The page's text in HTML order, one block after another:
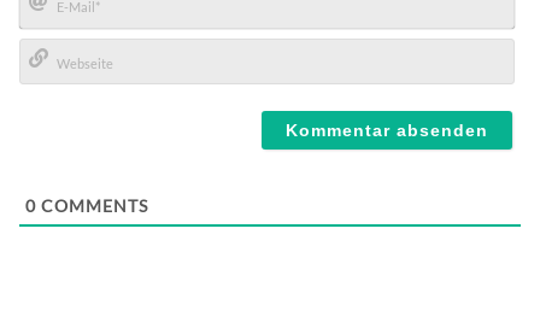
E-
Mail*
0 COMMENTS